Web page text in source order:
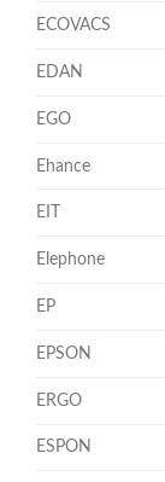
ECOVACS
EDAN
EGO
Ehance
EIT
Elephone
EP
EPSON
ERGO
ESPON